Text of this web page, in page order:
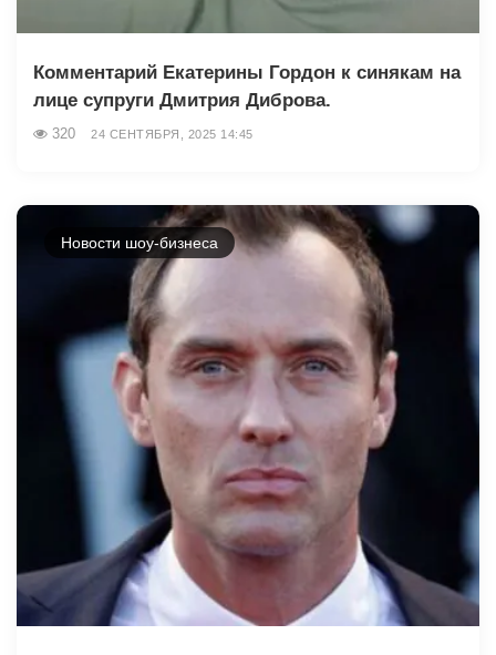
Комментарий Екатерины Гордон к синякам на
лице супруги Дмитрия Диброва.
320 24 СЕНТЯБРЯ, 2025 14:45
Новости шоу-бизнеса